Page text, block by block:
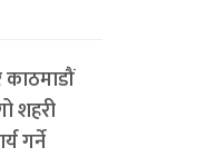
काठमाडौं
शहरी
गर्ने